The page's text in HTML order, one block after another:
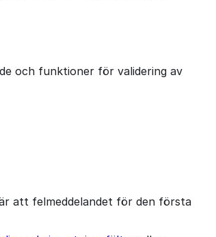
och funktioner för validering av
att felmeddelandet för den första